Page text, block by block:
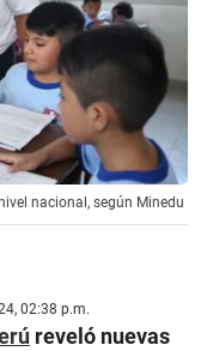
nacional, según Minedu
02:38 p.m.
reveló nuevas